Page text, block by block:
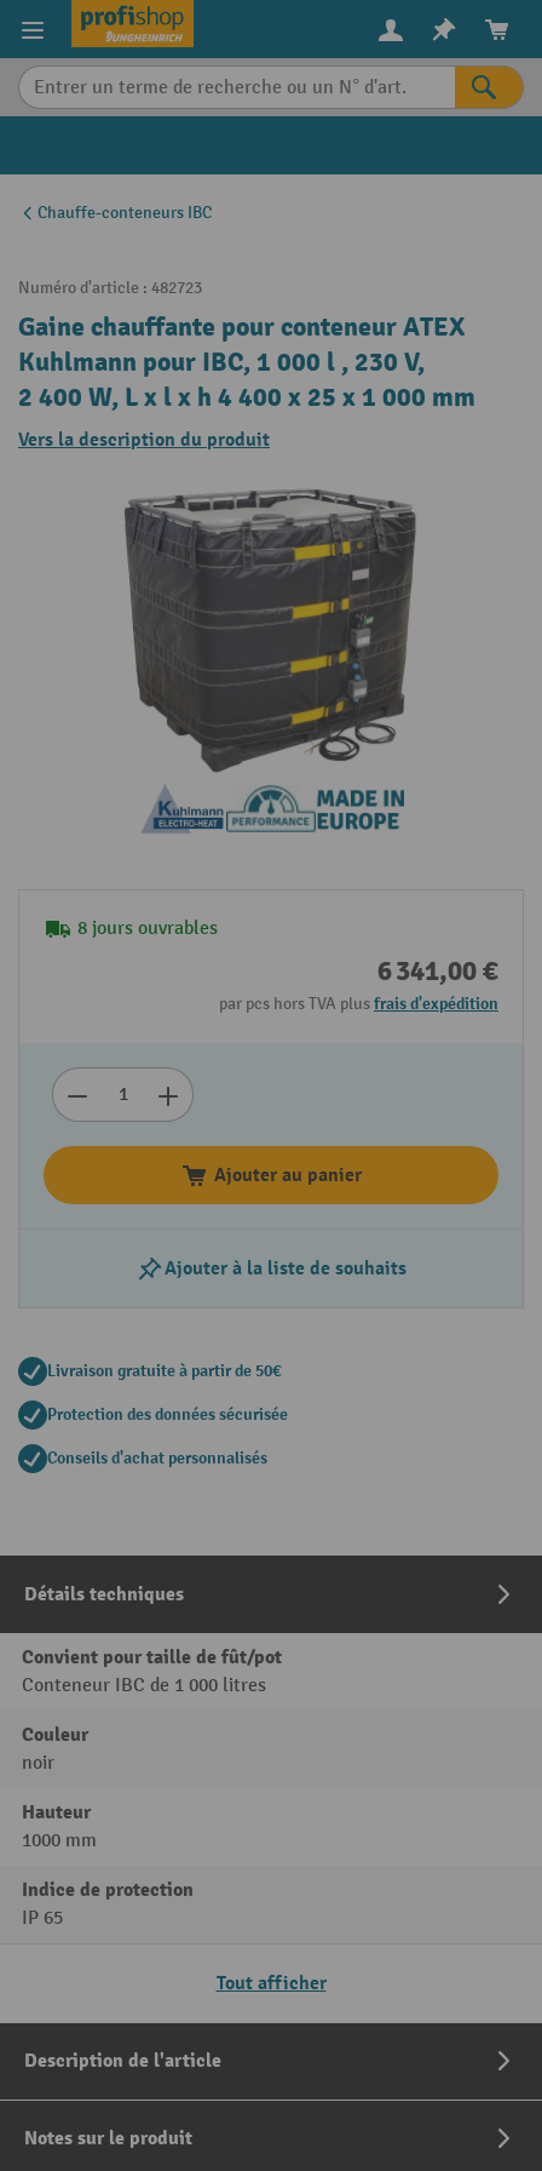
content
Chauffe-conteneurs IBC
Numéro d'article : 482723
Gaine chauffante pour conteneur ATEX
Kuhlmann pour IBC, 1 000 l , 230 V,
2 400 W, L x l x h 4 400 x 25 x 1 000 mm
Vers la description du produit
8 jours ouvrables
6 341,00 €
par pcs hors TVA plusfrais d'expédition
Ajouter au panier
Ajouter à la liste de souhaits
Livraison gratuite à partir de 50€
Protection des données sécurisée
Conseils d'achat personnalisés
Détails techniques
Convient pour taille de fût/pot
Conteneur IBC de 1 000 litres
Couleur
noir
Hauteur
1000 mm
Indice de protection
IP 65
Tout afficher
Description de l'article
Notes sur le produit